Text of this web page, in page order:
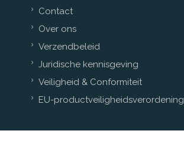
Contact
Over ons
Verzendbeleid
Juridische kennisgeving
Veiligheid & Conformiteit
EU-productveiligheidsverordening